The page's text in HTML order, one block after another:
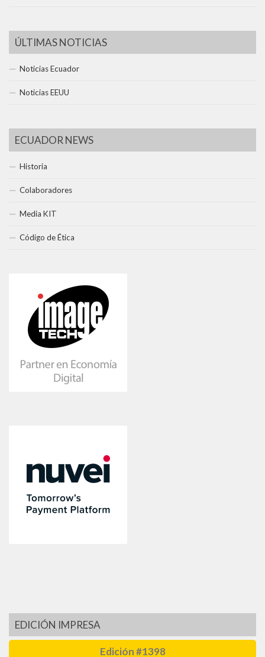
ÚLTIMAS NOTICIAS
Noticias Ecuador
Noticias EEUU
ECUADOR NEWS
Historia
Colaboradores
Media KIT
Código de Ética
EDICIÓN IMPRESA
Edición #1398